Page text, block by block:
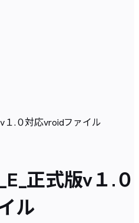
１.０対応vroidファイル
正式版v１.０
ル